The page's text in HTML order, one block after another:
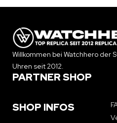
Willkommen bei Watchhero der
Uhren seit 2012.
PARTNER SHOP
SHOP INFOS